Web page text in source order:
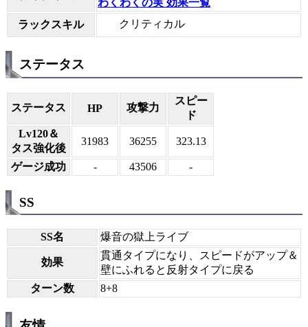
ラックスキル
クリティカル
ステータス
ステータス HP 攻撃力
スピー
ド
Lv120＆
タス強化後
31983 36255 323.13
ゲージ成功 - 43506 -
SS
SS名 爆音の獄上ライブ
効果
貫通タイプになり、スピードがアップ＆
壁にふれると反射タイプに戻る
ターン数
8+8